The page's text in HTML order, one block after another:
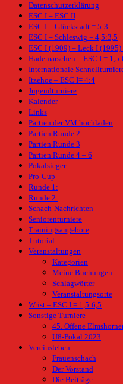
Datenschutzerklärung
ESC I – ESC II
ESC I – Glückstadt = 5:3
ESC I – Schleswig = 4,5:3,5
ESC I (1909) – Leck I (1995)
Hademarschen – ESC I =
Internationale
Itzehoe – ESC I= 4:4
Jugendturniere
Kalender
Links
Partien der VM hochladen
Partien Runde 2
Partien Runde 3
Partien Runde 4 – 6
Pokalsieger
Pro-Cup
Runde 1:
Runde 2:
Schach-Nachrichten
Seniorenturniere
Trainingsangebote
Tutorial
Veranstaltungen
Kategorien
Meine Buchungen
Schlagwörter
Veranstaltungsorte
Wrist – ESC I = 1,5:6,5
Sonstige Turniere
45. Offene
U8-Pokal 2023
Vereinsleben
Frauenschach
Der Vorstand
Die Beiträge